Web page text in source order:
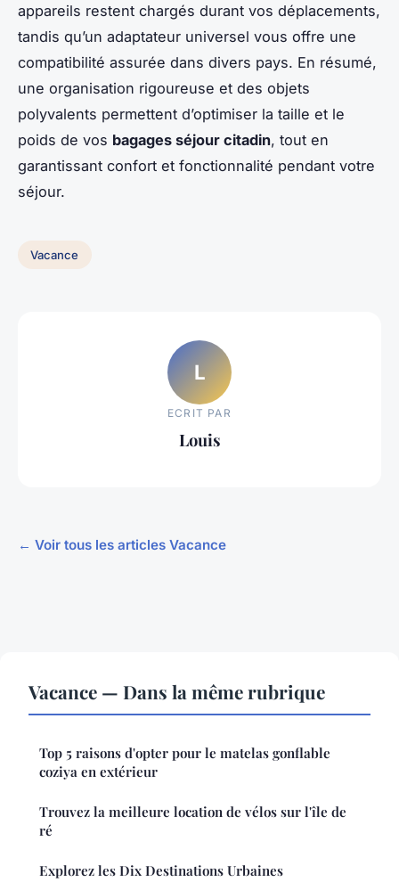
appareils restent chargés durant vos déplacements,
tandis qu’un adaptateur universel vous offre une
compatibilité assurée dans divers pays. En résumé,
une organisation rigoureuse et des objets
polyvalents permettent d’optimiser la taille et le
poids de vos bagages séjour citadin, tout en
garantissant confort et fonctionnalité pendant votre
séjour.
Vacance
L
ECRIT PAR
Louis
← Voir tous les articles Vacance
Vacance — Dans la même rubrique
Top 5 raisons d'opter pour le matelas gonflable
coziya en extérieur
Trouvez la meilleure location de vélos sur l'île de
ré
Explorez les Dix Destinations Urbaines